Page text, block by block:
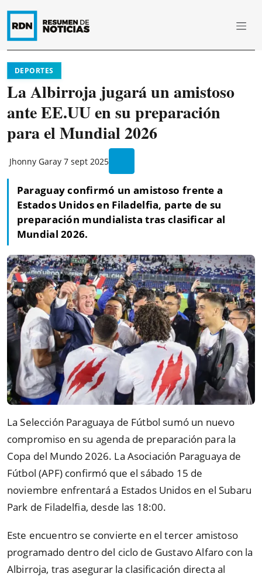
DEPORTES
La Albirroja jugará un amistoso
ante EE.UU en su preparación
para el Mundial 2026
Jhonny Garay 7 sept 2025
Paraguay confirmó un amistoso frente a
Estados Unidos en Filadelfia, parte de su
preparación mundialista tras clasificar al
Mundial 2026.
La Selección Paraguaya de Fútbol sumó un nuevo
compromiso en su agenda de preparación para la
Copa del Mundo 2026. La Asociación Paraguaya de
Fútbol (APF) confirmó que el sábado 15 de
noviembre enfrentará a Estados Unidos en el Subaru
Park de Filadelfia, desde las 18:00.
Este encuentro se convierte en el tercer amistoso
programado dentro del ciclo de Gustavo Alfaro con la
Albirroja, tras asegurar la clasificación directa al